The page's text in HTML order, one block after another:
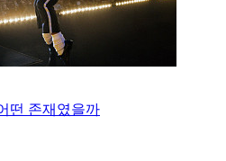
떤 존재였을까